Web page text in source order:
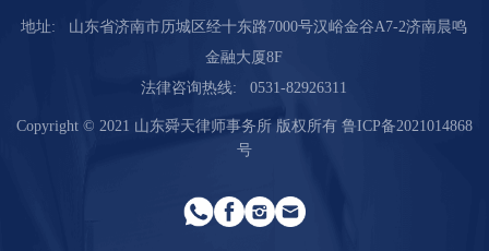
地址:
山东省济南市历城区经十东路7000号汉峪金谷A7-2济南晨鸣
金融大厦8F
法律咨询热线:
0531-82926311
Copyright © 2021 山东舜天律师事务所 版权所有 鲁ICP备2021014868
号